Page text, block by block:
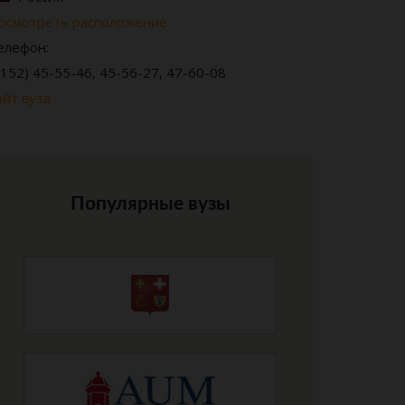
расположение
45-55-46, 45-56-27, 47-60-08
вуза
Популярные вузы